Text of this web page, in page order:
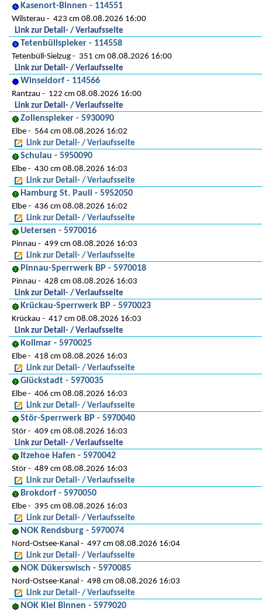
Kasenort-Binnen - 114551
Wilsterau
423 cm 08.08.2026 16:00
Link zur Detail- / Verlaufsseite
Tetenbüllspieker - 114558
Tetenbüll-Sielzug
351 cm 08.08.2026 16:00
Link zur Detail- / Verlaufsseite
Winseldorf - 114566
Rantzau
122 cm 08.08.2026 16:00
Link zur Detail- / Verlaufsseite
Zollenspieker - 5930090
Elbe
564 cm 08.08.2026 16:02
Link zur Detail- / Verlaufsseite
Schulau - 5950090
Elbe
430 cm 08.08.2026 16:03
Link zur Detail- / Verlaufsseite
Hamburg St. Pauli - 5952050
Elbe
436 cm 08.08.2026 16:02
Link zur Detail- / Verlaufsseite
Uetersen - 5970016
Pinnau
499 cm 08.08.2026 16:03
Link zur Detail- / Verlaufsseite
Pinnau-Sperrwerk BP - 5970018
Pinnau
428 cm 08.08.2026 16:03
Link zur Detail- / Verlaufsseite
Krückau-Sperrwerk BP - 5970023
Krückau
417 cm 08.08.2026 16:03
Link zur Detail- / Verlaufsseite
Kollmar - 5970025
Elbe
418 cm 08.08.2026 16:03
Link zur Detail- / Verlaufsseite
Glückstadt - 5970035
Elbe
406 cm 08.08.2026 16:03
Link zur Detail- / Verlaufsseite
Stör-Sperrwerk BP - 5970040
Stör
409 cm 08.08.2026 16:03
Link zur Detail- / Verlaufsseite
Itzehoe Hafen - 5970042
Stör
489 cm 08.08.2026 16:03
Link zur Detail- / Verlaufsseite
Brokdorf - 5970050
Elbe
395 cm 08.08.2026 16:03
Link zur Detail- / Verlaufsseite
NOK Rendsburg - 5970074
Nord-Ostsee-Kanal
497 cm 08.08.2026 16:04
Link zur Detail- / Verlaufsseite
NOK Dükerswisch - 5970085
Nord-Ostsee-Kanal
498 cm 08.08.2026 16:03
Link zur Detail- / Verlaufsseite
NOK Kiel Binnen - 5979020